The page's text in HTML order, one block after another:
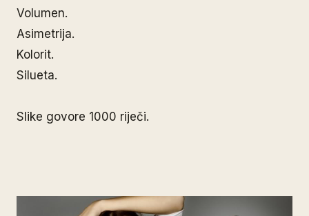
Volumen.
Asimetrija.
Kolorit.
Silueta.
Slike govore 1000 riječi.